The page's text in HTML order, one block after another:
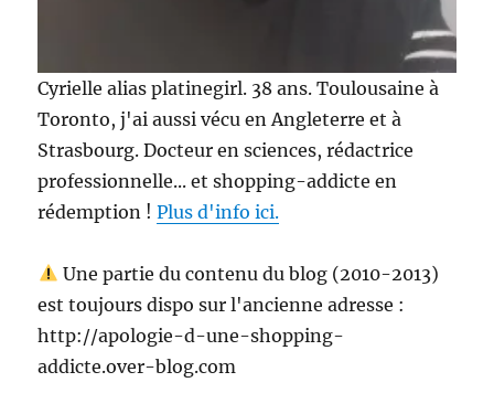
Cyrielle alias platinegirl. 38 ans. Toulousaine à
Toronto, j'ai aussi vécu en Angleterre et à
Strasbourg. Docteur en sciences, rédactrice
professionnelle... et shopping-addicte en
rédemption !Plus d'info ici.
Une partie du contenu du blog (2010-2013)
est toujours dispo sur l'ancienne adresse :
http://apologie-d-une-shopping-
addicte.over-blog.com